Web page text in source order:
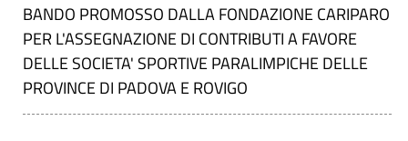
BANDO PROMOSSO DALLA FONDAZIONE CARIPARO
PER L'ASSEGNAZIONE DI CONTRIBUTI A FAVORE
DELLE SOCIETA' SPORTIVE PARALIMPICHE DELLE
PROVINCE DI PADOVA E ROVIGO